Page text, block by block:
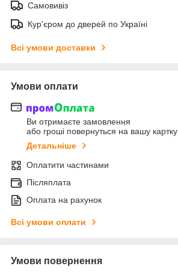
Самовивіз
Кур'єром до дверей по Україні
Всі умови доставки
Умови оплати
Ви отримаєте замовлення
або гроші повернуться на вашу картку
Детальніше
Оплатити частинами
Післяплата
Оплата на рахунок
Всі умови оплати
Умови повернення